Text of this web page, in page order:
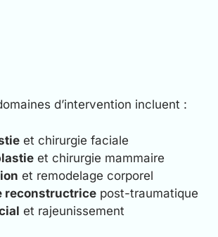
d’intervention incluent :
et chirurgie faciale
et chirurgie mammaire
et remodelage corporel
reconstructrice post-traumatique
et rajeunissement